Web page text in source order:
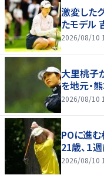
激変した
たモデル
2026/08/10
大里桃子
を地元・
2026/08/10
POに進
21歳、１
2026/08/10